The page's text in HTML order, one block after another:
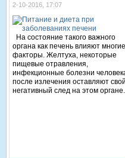
наиболее часто встречается у
людей, чья работа связана с
долгим пребыванием за
компьютером. У тех людей, кто не
соблюдает безопасность работы
за компьютером карпальный
туннельный синдром
проявляется довольно часто -
практически у каждого второго
человека.
2-10-2016, 17:07
На состояние такого важного
органа как печень влияют многие
факторы. Желтуха, некоторые
пищевые отравления,
инфекционные болезни
после излечения оставляют свой
негативный след на этом органе.